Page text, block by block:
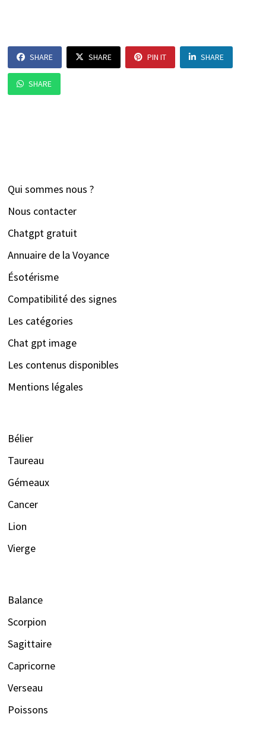
SHARE SHARE PIN IT SHARE
SHARE
Qui sommes nous ?
Nous contacter
Chatgpt gratuit
Annuaire de la Voyance
Ésotérisme
Compatibilité des signes
Les catégories
Chat gpt image
Les contenus disponibles
Mentions légales
Bélier
Taureau
Gémeaux
Cancer
Lion
Vierge
Balance
Scorpion
Sagittaire
Capricorne
Verseau
Poissons